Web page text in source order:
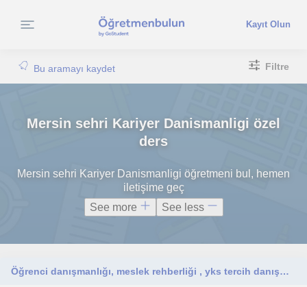
Kayıt Olun
Bu aramayı kaydet Filtre
Mersin sehri Kariyer Danismanligi özel
ders
Mersin sehri Kariyer Danismanligi öğretmeni bul, hemen
iletişime geç
See more
See less
Öğrenci danışmanlığı, meslek rehberliği , yks tercih danışmanlığı